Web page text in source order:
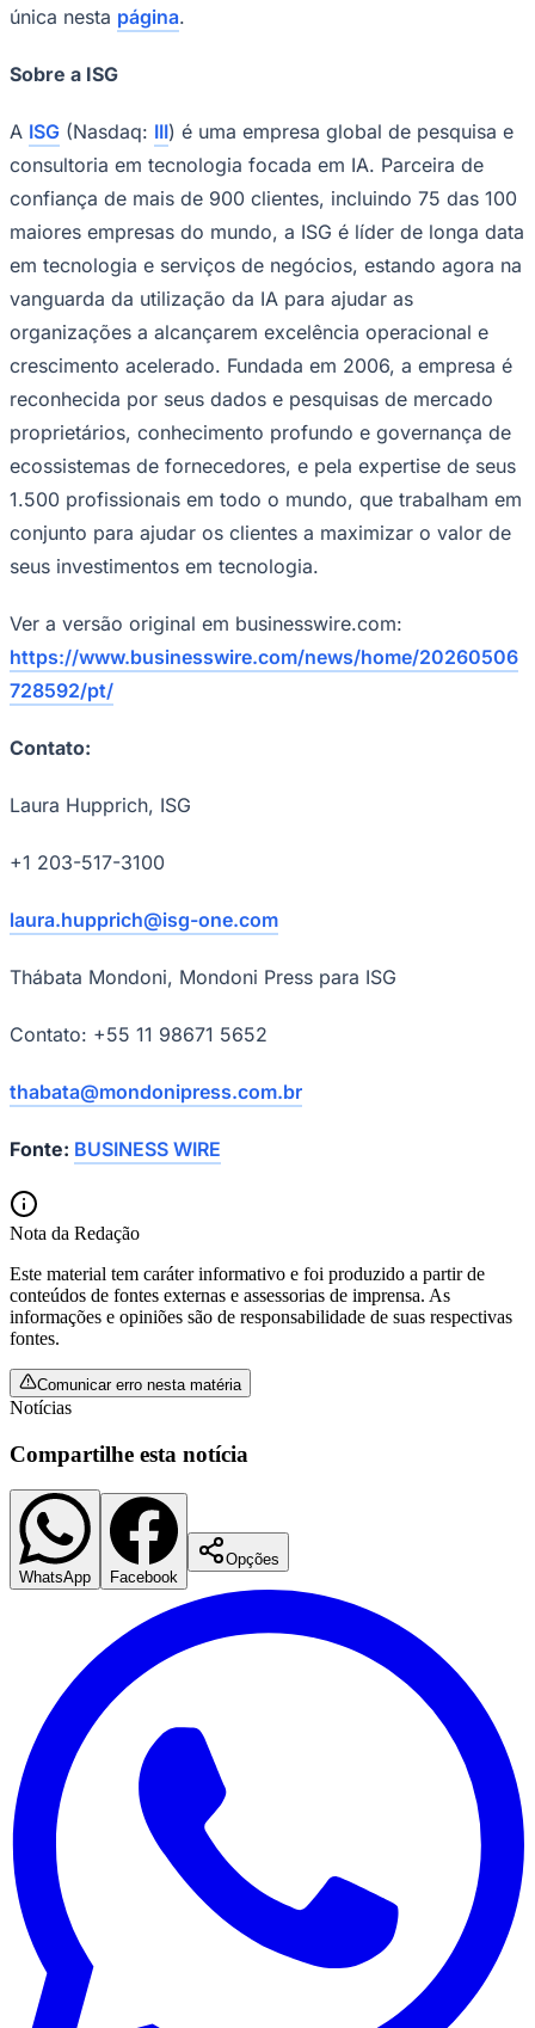
Flamengo
Fluminense
única nesta página.
Sobre a ISG
A ISG (Nasdaq: III) é uma empresa global de pesquisa e
consultoria em tecnologia focada em IA. Parceira de
confiança de mais de 900 clientes, incluindo 75 das 100
maiores empresas do mundo, a ISG é líder de longa data
em tecnologia e serviços de negócios, estando agora na
vanguarda da utilização da IA ​​para ajudar as
organizações a alcançarem excelência operacional e
crescimento acelerado. Fundada em 2006, a empresa é
reconhecida por seus dados e pesquisas de mercado
proprietários, conhecimento profundo e governança de
ecossistemas de fornecedores, e pela expertise de seus
1.500 profissionais em todo o mundo, que trabalham em
conjunto para ajudar os clientes a maximizar o valor de
seus investimentos em tecnologia.
Ver a versão original em businesswire.com:
https://www.businesswire.com/news/home/20260506
728592/pt/
Contato:
Laura Hupprich, ISG
+1 203-517-3100
laura.hupprich@isg-one.com
Thábata Mondoni, Mondoni Press para ISG
Contato: +55 11 98671 5652
thabata@mondonipress.com.br
Fonte: BUSINESS WIRE
Nota da Redação
Este material tem caráter informativo e foi produzido a partir de
conteúdos de fontes externas e assessorias de imprensa. As
informações e opiniões são de responsabilidade de suas respectivas
fontes.
Comunicar erro nesta matéria
Notícias
Compartilhe esta notícia
WhatsApp Facebook
Opções